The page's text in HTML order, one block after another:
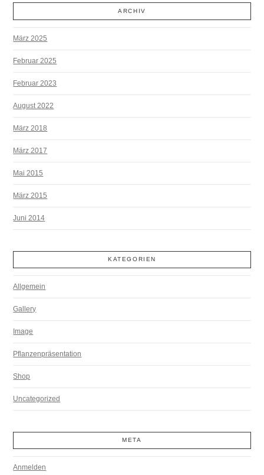
ARCHIV
März 2025
Februar 2025
Februar 2023
August 2022
März 2018
März 2017
Mai 2015
März 2015
Juni 2014
KATEGORIEN
Allgemein
Gallery
Image
Pflanzenpräsentation
Shop
Uncategorized
META
Anmelden